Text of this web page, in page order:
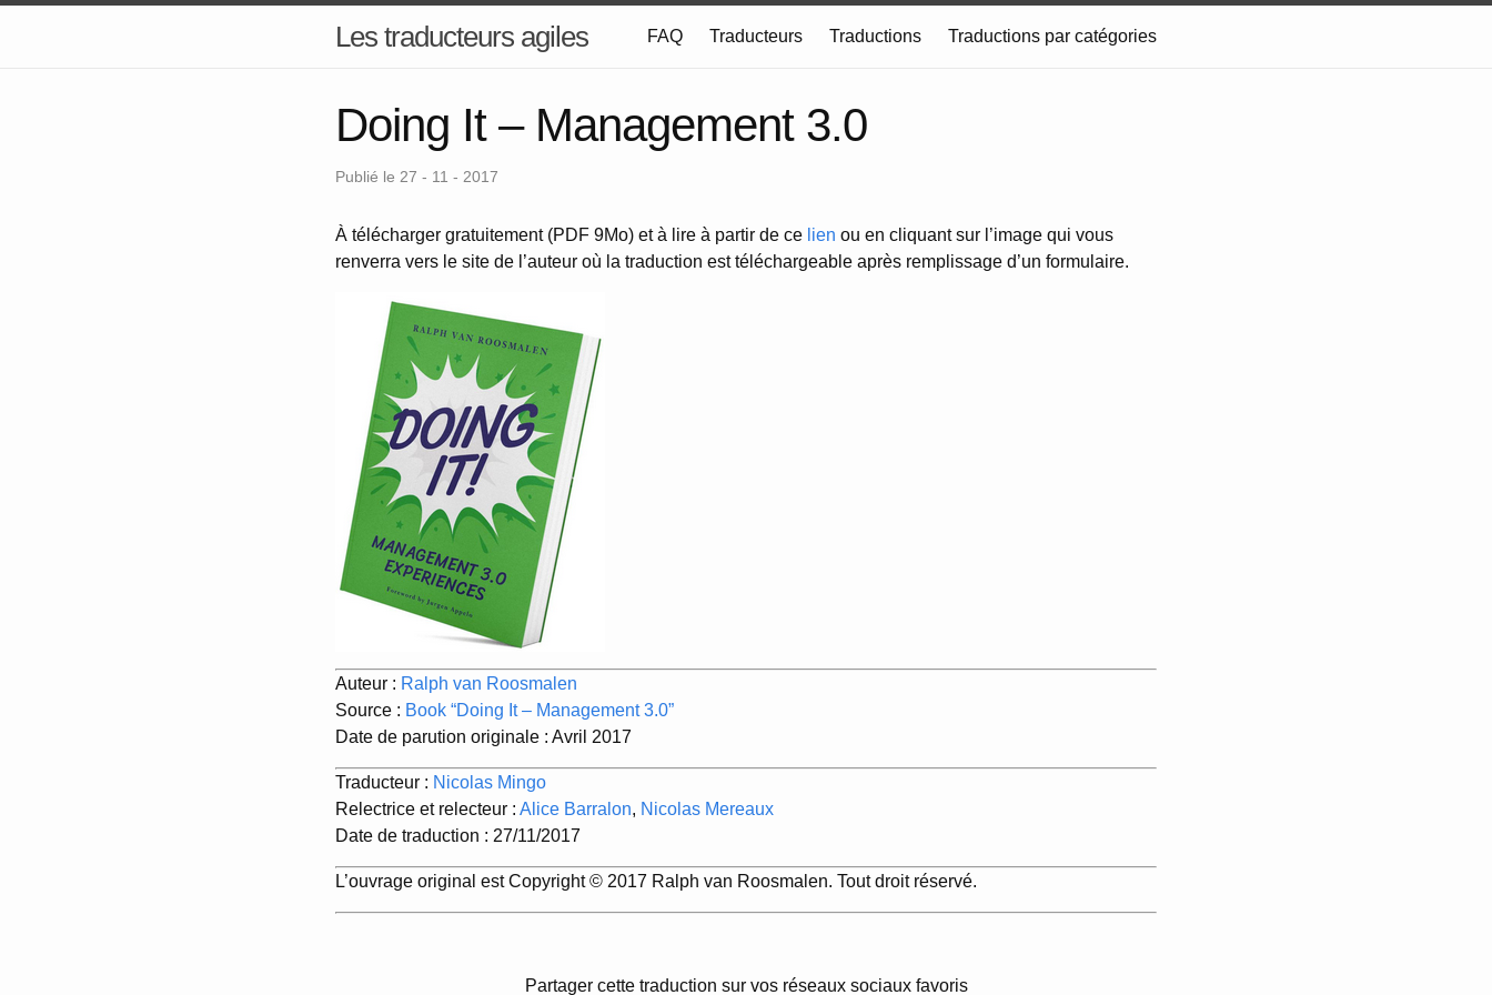
Les traducteurs agiles FAQ Traducteurs Traductions Traductions par catégories
Doing It – Management 3.0
Publié le 27 - 11 - 2017
À télécharger gratuitement (PDF 9Mo) et à lire à partir de ce lien ou en cliquant sur l’image qui vous
renverra vers le site de l’auteur où la traduction est téléchargeable après remplissage d’un formulaire.
Auteur : Ralph van Roosmalen
Source : Book “Doing It – Management 3.0”
Date de parution originale : Avril 2017
Traducteur : Nicolas Mingo
Relectrice et relecteur : Alice Barralon, Nicolas Mereaux
Date de traduction : 27/11/2017
L’ouvrage original est Copyright © 2017 Ralph van Roosmalen. Tout droit réservé.
Partager cette traduction sur vos réseaux sociaux favoris